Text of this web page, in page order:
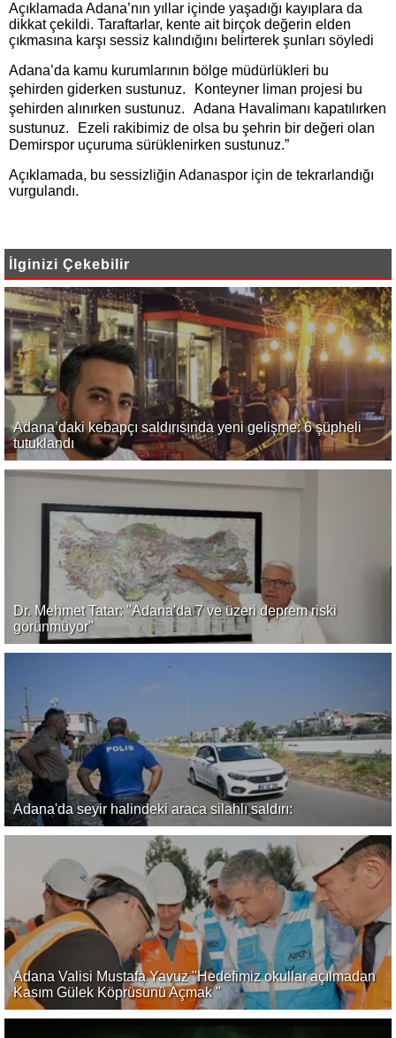
Açıklamada Adana’nın yıllar içinde yaşadığı kayıplara da
dikkat çekildi. Taraftarlar, kente ait birçok değerin elden
çıkmasına karşı sessiz kalındığını belirterek şunları söyledi
Adana’da kamu kurumlarının bölge müdürlükleri bu
şehirden giderken sustunuz. Konteyner liman projesi bu
şehirden alınırken sustunuz. Adana Havalimanı kapatılırken
sustunuz. Ezeli rakibimiz de olsa bu şehrin bir değeri olan
Demirspor uçuruma sürüklenirken sustunuz.”
Açıklamada, bu sessizliğin Adanaspor için de tekrarlandığı
vurgulandı.
İlginizi Çekebilir
Adana’daki kebapçı saldırısında yeni gelişme: 6 şüpheli
tutuklandı
Dr. Mehmet Tatar: "Adana'da 7 ve üzeri deprem riski
görünmüyor"
Adana'da seyir halindeki araca silahlı saldırı:
Adana Valisi Mustafa Yavuz "Hedefimiz okullar açılmadan
Kasım Gülek Köprüsünü Açmak "